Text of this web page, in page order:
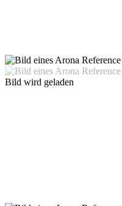
Bild wird geladen